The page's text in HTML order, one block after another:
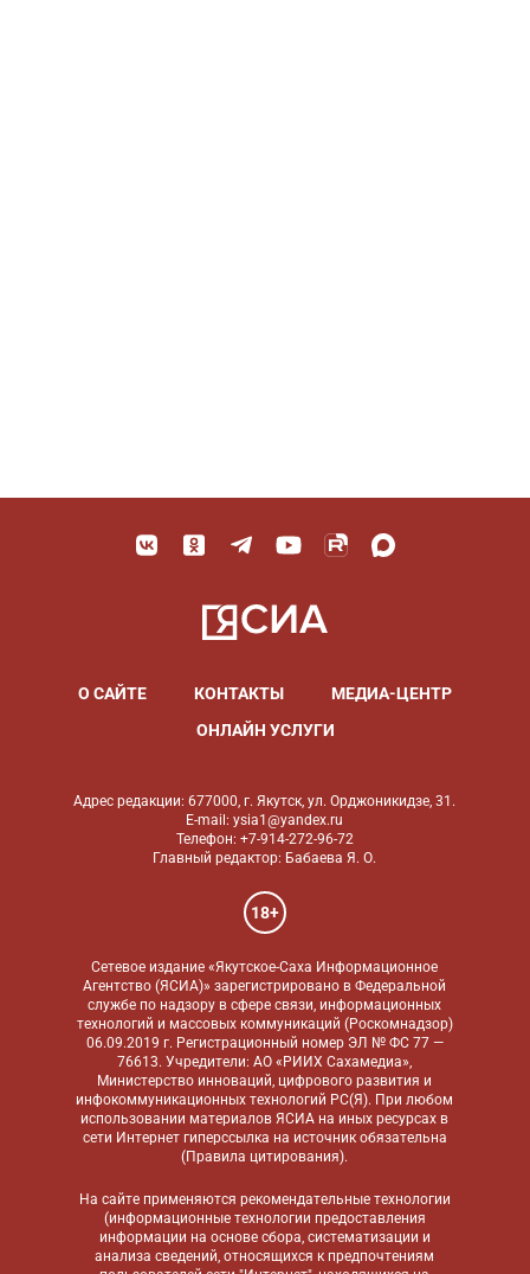
О САЙТЕ КОНТАКТЫ
МЕДИА-ЦЕНТР
ОНЛАЙН УСЛУГИ
Адрес редакции: 677000, г. Якутск, ул. Орджоникидзе, 31.
E-mail: ysia1@yandex.ru
Телефон: +7-914-272-96-72
Главный редактор: Бабаева Я. О.
18+
Сетевое издание «Якутское-Саха Информационное
Агентство (ЯСИА)» зарегистрировано в Федеральной
службе по надзору в сфере связи, информационных
технологий и массовых коммуникаций (Роскомнадзор)
06.09.2019 г. Регистрационный номер ЭЛ № ФС 77 —
76613. Учредители: АО «РИИХ Сахамедиа»,
Министерство инноваций, цифрового развития и
инфокоммуникационных технологий РС(Я). При любом
использовании материалов ЯСИА на иных ресурсах в
сети Интернет гиперссылка на источник обязательна
(Правила цитирования).
На сайте применяются рекомендательные технологии
(информационные технологии предоставления
информации на основе сбора, систематизации и
анализа сведений, относящихся к предпочтениям